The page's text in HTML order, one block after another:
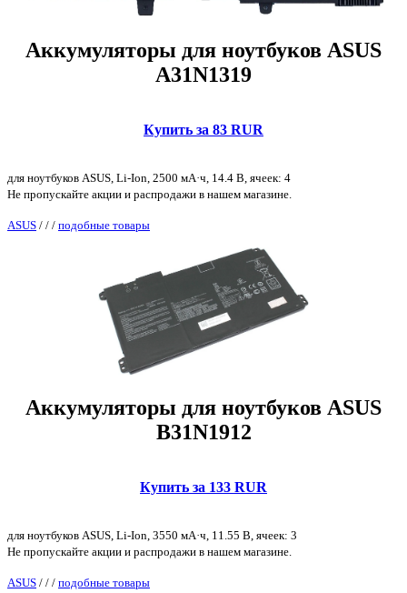
Аккумуляторы для ноутбуков ASUS
A31N1319
Купить за 83 RUR
для ноутбуков ASUS, Li-Ion, 2500 мА·ч, 14.4 В, ячеек: 4
Не пропускайте акции и распродажи в нашем магазине.
ASUS / / / подобные товары
Аккумуляторы для ноутбуков ASUS
B31N1912
Купить за 133 RUR
для ноутбуков ASUS, Li-Ion, 3550 мА·ч, 11.55 В, ячеек: 3
Не пропускайте акции и распродажи в нашем магазине.
ASUS / / / подобные товары